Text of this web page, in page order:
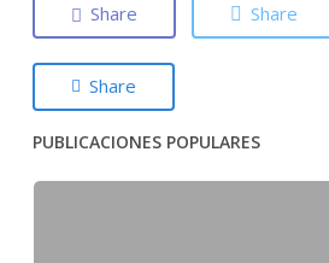
Share Share
Share
PUBLICACIONES POPULARES